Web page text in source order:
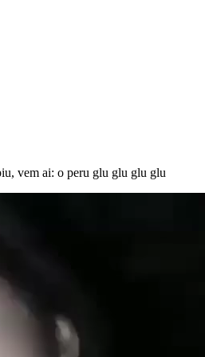
vem ai: o peru glu glu glu glu